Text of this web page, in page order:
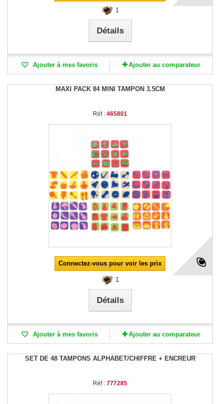
1
Détails
Ajouter à mes favoris Ajouter au comparateur
MAXI PACK 84 MINI TAMPON 3.5CM
Réf : 465801
Connectez-vous pour voir les prix
1
Détails
Ajouter à mes favoris Ajouter au comparateur
SET DE 48 TAMPONS ALPHABET/CHIFFRE + ENCREUR
Réf : 777285